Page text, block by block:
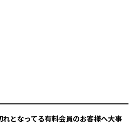
となってる有料会員のお客様へ大事